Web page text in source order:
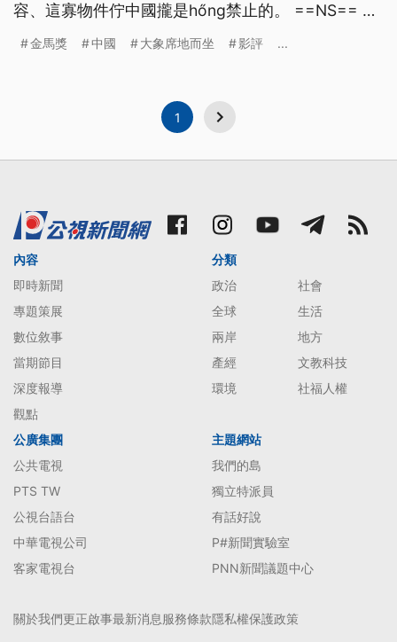
容、這寡物件佇中國攏是hőng禁止的。 ==NS== 電
百姓在當代社會承受的疏離、壓迫，但導演胡波拍攝
金馬獎 中國 大象席地而坐 影評 ...
1
內容
即時新聞
專題策展
數位敘事
當期節目
深度報導
觀點
分類
政治
社會
全球
生活
兩岸
地方
產經
文教科技
環境
社福人權
公廣集團
公共電視
PTS TW
公視台語台
中華電視公司
客家電視台
主題網站
我們的島
獨立特派員
有話好說
P#新聞實驗室
PNN新聞議題中心
關於我們更正啟事最新消息服務條款隱私權保護政策